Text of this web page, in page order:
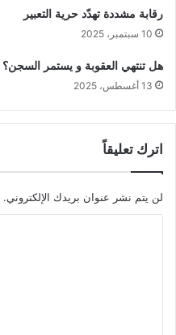
رقابة مشددة تهدّد حرية التعبير
10 سبتمبر، 2025
هل تنتهي العقوبة و يستمر السجن؟
13 أغسطس، 2025
اترك تعليقاً
لن يتم نشر عنوان بريدك الإلكتروني.